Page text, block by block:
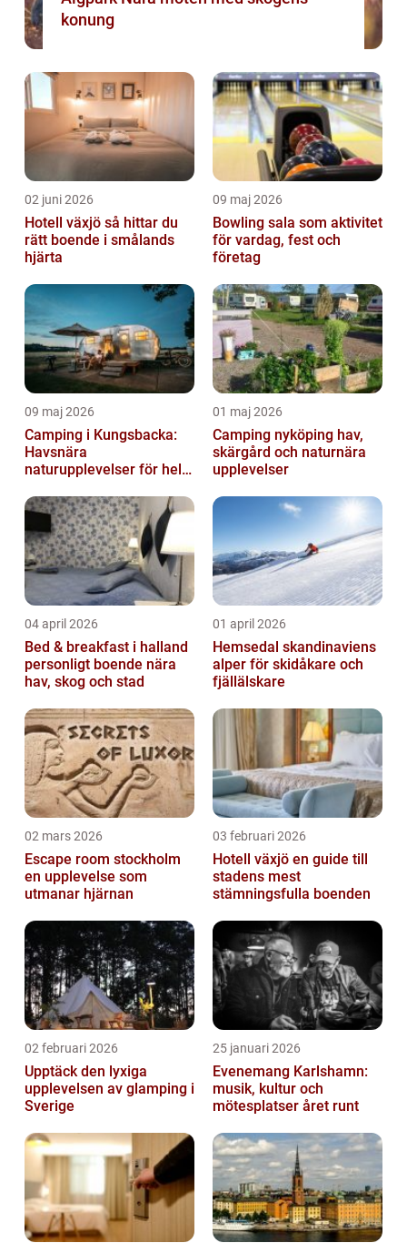
konung
02 juni 2026
Hotell växjö så hittar du
rätt boende i smålands
hjärta
09 maj 2026
Bowling sala som aktivitet
för vardag, fest och
företag
09 maj 2026
Camping i Kungsbacka:
Havsnära
naturupplevelser för hela
01 maj 2026
Camping nyköping hav,
skärgård och naturnära
upplevelser
04 april 2026
Bed & breakfast i halland
personligt boende nära
hav, skog och stad
01 april 2026
Hemsedal skandinaviens
alper för skidåkare och
fjällälskare
02 mars 2026
Escape room stockholm
en upplevelse som
utmanar hjärnan
03 februari 2026
Hotell växjö en guide till
stadens mest
stämningsfulla boenden
02 februari 2026
Upptäck den lyxiga
upplevelsen av glamping i
Sverige
25 januari 2026
Evenemang Karlshamn:
musik, kultur och
mötesplatser året runt